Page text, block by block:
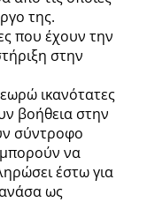
της.
που έχουν την
στην
ικανότατες
βοήθεια στην
σύντροφο
να
έστω για
ως